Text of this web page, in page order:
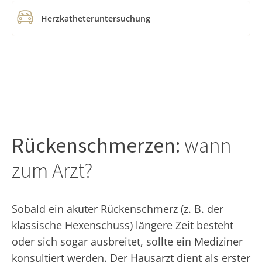
Herzkatheteruntersuchung
Rückenschmerzen: wann
zum Arzt?
Sobald ein akuter Rückenschmerz (z. B. der
klassische Hexenschuss) längere Zeit besteht
oder sich sogar ausbreitet, sollte ein Mediziner
konsultiert werden. Der Hausarzt dient als erster